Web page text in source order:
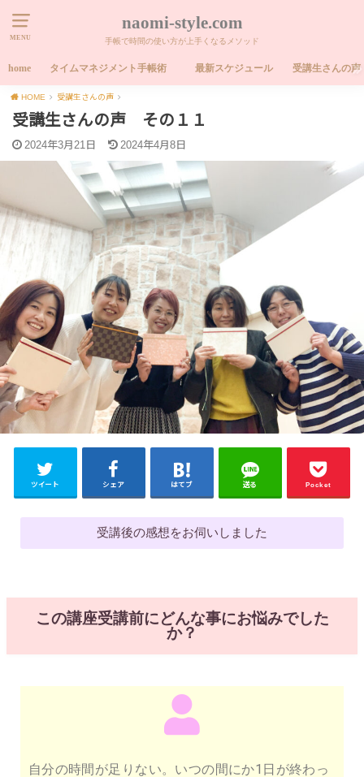
MENU
naomi-style.com
手帳で時間の使い方が上手くなるメソッド
home タイムマネジメント手帳術 最新スケジュール 受講生さんの声
HOME 受講生さんの声
受講生さんの声 その１１
2024年3月21日 2024年4月8日
ツイート シェア はてブ 送る Pocket
受講後の感想をお伺いしました
この講座受講前にどんな事にお悩みでした
か？
自分の時間が足りない。いつの間にか1日が終わっ